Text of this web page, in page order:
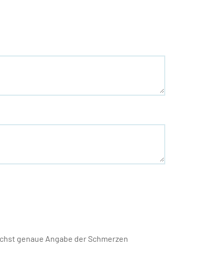
genaue Angabe der Schmerzen